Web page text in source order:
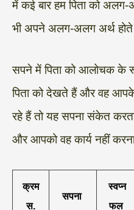
में कई बार हम पिता को
भी अपने अलग-अलग अर्थ होते
सपने में पिता को आलोचक
पिता को देखते हैं और वह
रहे हैं तो यह सपना संकेत
और आपको वह कार्य नहीं करना
क्रम
स.
सपना
स्वप्न
फल